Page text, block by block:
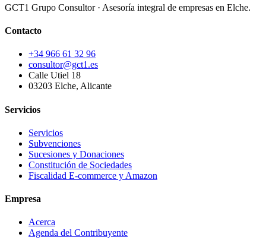
GCT1 Grupo Consultor · Asesoría integral de empresas en Elche.
Contacto
+34 966 61 32 96
consultor@gct1.es
Calle Utiel 18
03203 Elche, Alicante
Servicios
Servicios
Subvenciones
Sucesiones y Donaciones
Constitución de Sociedades
Fiscalidad E-commerce y Amazon
Empresa
Acerca
Agenda del Contribuyente